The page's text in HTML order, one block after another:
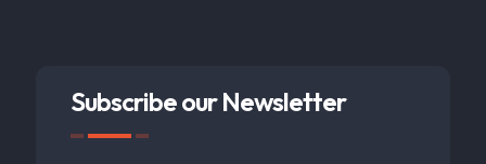
Subscribe our Newsletter